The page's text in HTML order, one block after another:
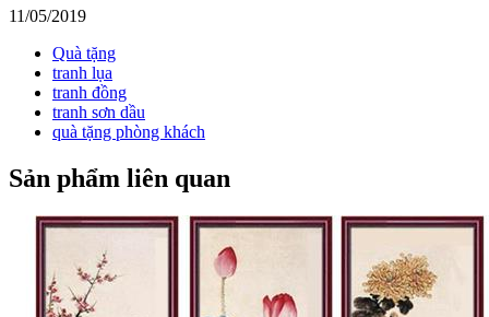
11/05/2019
Quà tặng
tranh lụa
tranh đồng
tranh sơn dầu
quà tặng phòng khách
Sản phẩm liên quan